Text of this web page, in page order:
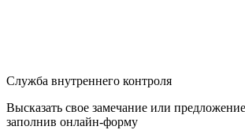
Служба внутреннего контроля
Высказать свое замечание или
заполнив онлайн-форму